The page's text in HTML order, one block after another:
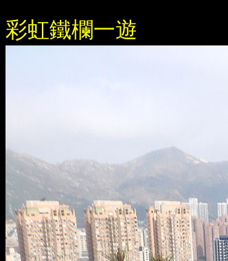
彩虹鐵欄一遊